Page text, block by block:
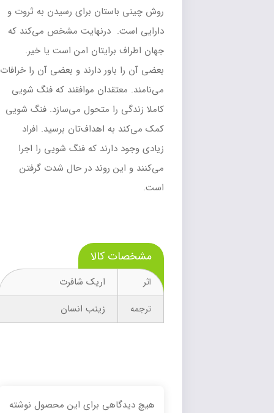
روش چینی باستان برای رسیدن به ثروت و
دارایی است. درنهایت مشخص می‌کند که
جهان اطراف برایتان امن است یا خیر.
بعضی آن را باور دارند و بعضی آن را خرافات
می‌نامند. معتقدان موافقند که فنگ شویی
کاملا زندگی را متحول می‌سازد. فنگ شویی
کمک می‌کند به اهداف‌تان برسید. افراد
زیادی وجود دارند که فنگ شویی را اجرا
می‌کنند و این روند در حال شدت گرفتن
مشخصات کالا
اریک شافرت
زینب انسان
هیچ دیدگاهی برای این محصول نوشته